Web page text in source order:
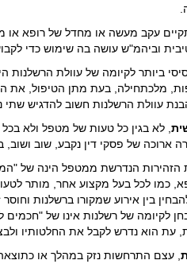
עקב מעשה או מחדל של רופא או
וביהמ"ש עושה בה שימוש כדי
ביותר לקיומה של עוולת הרשלנות
מלכתחילה, בעת מתן הטיפול, את
עוולת הרשלנות חשוב להדגיש שתי
, לא בגין כל טעות של מטפל ולא
ארוכה של פסקי דין נקבע, שוב ושוב,
הזהירות הנדרשת ממטפל הינה של
כמו לכל בעל מקצוע אחר, מותר
בין אירוע שמקורו ברשלנות
לקיומה של רשלנות אינו של
עת הוא נדרש לקבל את החלטותיו
, עצם התרחשות נזק במהלך או